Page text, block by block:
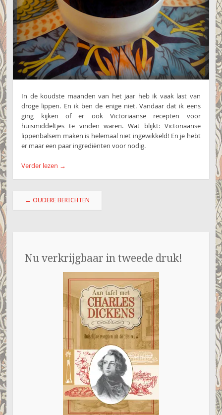
In de koudste maanden van het jaar heb ik vaak last van
droge lippen. En ik ben de enige niet. Vandaar dat ik eens
ging kijken of er ook Victoriaanse recepten voor
huismiddeltjes te vinden waren. Wat blijkt: Victoriaanse
lippenbalsem maken is helemaal niet ingewikkeld! En je hebt
er maar een paar ingrediënten voor nodig.
Verder lezen →
Berichtnavigatie
← OUDERE BERICHTEN
Nu verkrijgbaar in tweede druk!